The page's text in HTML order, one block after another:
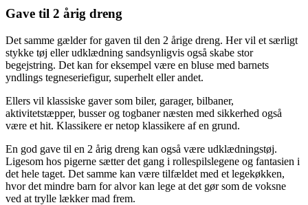
Gave til 2 årig dreng
Det samme gælder for gaven til den 2 årige dreng. Her vil et særligt
stykke tøj eller udklædning sandsynligvis også skabe stor
begejstring. Det kan for eksempel være en bluse med barnets
yndlings tegneseriefigur, superhelt eller andet.
Ellers vil klassiske gaver som biler, garager, bilbaner,
aktivitetstæpper, busser og togbaner næsten med sikkerhed også
være et hit. Klassikere er netop klassikere af en grund.
En god gave til en 2 årig dreng kan også være udklædningstøj.
Ligesom hos pigerne sætter det gang i rollespilslegene og fantasien i
det hele taget. Det samme kan være tilfældet med et legekøkken,
hvor det mindre barn for alvor kan lege at det gør som de voksne
ved at trylle lækker mad frem.